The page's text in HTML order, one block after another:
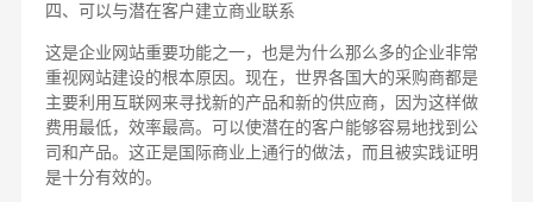
四、可以与潜在客户建立商业联系
这是企业网站重要功能之一，也是为什么那么多的企业非常
重视网站建设的根本原因。现在，世界各国大的采购商都是
主要利用互联网来寻找新的产品和新的供应商，因为这样做
费用最低，效率最高。可以使潜在的客户能够容易地找到公
司和产品。这正是国际商业上通行的做法，而且被实践证明
是十分有效的。